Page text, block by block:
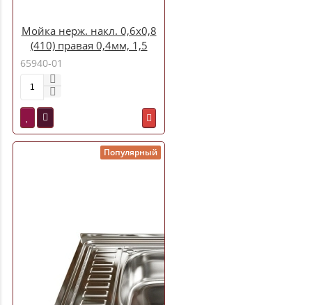
Мойка нерж. накл. 0,6х0,8
(410) правая 0,4мм, 1,5
(арт. S-420) Кромрус
65940-01
Популярный